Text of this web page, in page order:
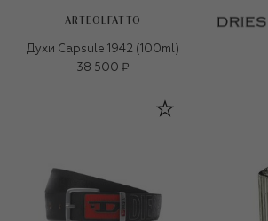
ARTEOLFATTO
Духи Capsule 1942 (100ml)
38 500 ₽